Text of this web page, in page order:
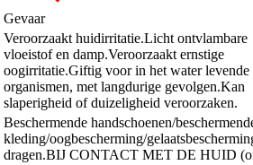
Gevaar
Veroorzaakt huidirritatie.Licht ontvlambare
vloeistof en damp.Veroorzaakt ernstige
oogirritatie.Giftig voor in het water levende
organismen, met langdurige gevolgen.Kan
slaperigheid of duizeligheid veroorzaken.
Beschermende handschoenen/
kleding/oogbescherming/
dragen.BIJ CONTACT MET DE HUID